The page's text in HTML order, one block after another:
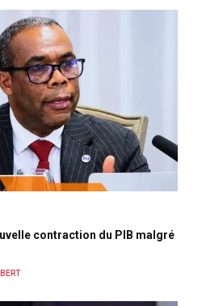
contraction du PIB malgré